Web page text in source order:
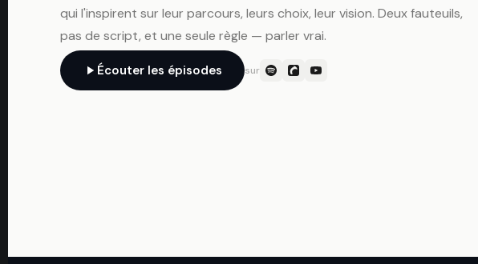
qui l'inspirent sur leur parcours, leurs choix, leur vision. Deux fauteuils,
pas de script, et une seule règle — parler vrai.
Écouter les épisodes sur